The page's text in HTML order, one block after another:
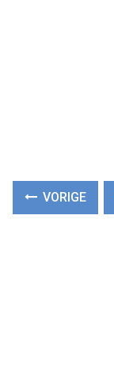
VORIGE